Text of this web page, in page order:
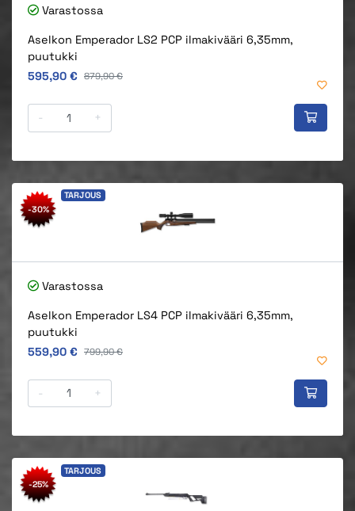
Varastossa
Aselkon Emperador LS2 PCP ilmakivääri 6,35mm,
puutukki
Alkuperäinen hinta
595,90 € Alkuperäinen hinta
879,90 €
- +
-30%
TARJOUS
Varastossa
Aselkon Emperador LS4 PCP ilmakivääri 6,35mm,
puutukki
Alkuperäinen hinta
559,90 € Alkuperäinen hinta
799,90 €
- +
-25%
TARJOUS